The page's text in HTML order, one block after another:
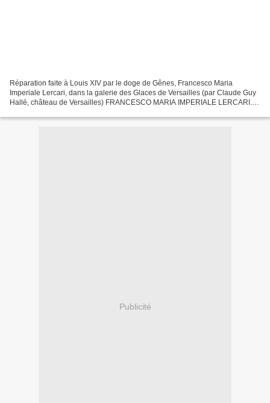
Réparation faite à Louis XIV par le doge de Gênes, Francesco Maria
Imperiale Lercari, dans la galerie des Glaces de Versailles (par Claude Guy
Hallé, château de Versailles) FRANCESCO MARIA IMPERIALE LERCARI.
Publicité